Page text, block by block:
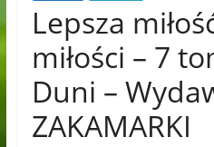
Lepsza
miłości – 7
Duni –
ZAKAMARKI